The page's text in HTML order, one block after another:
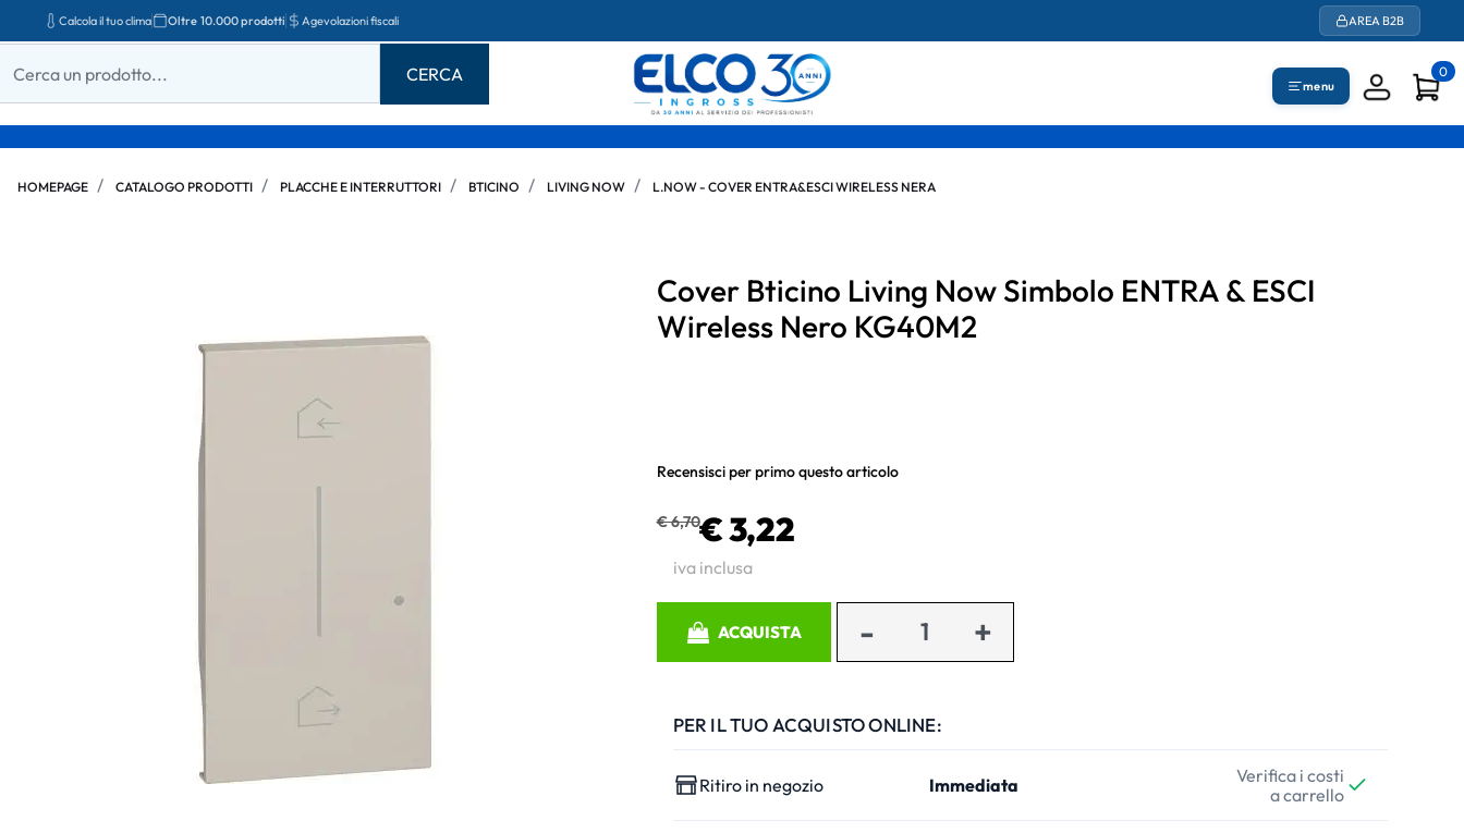
Calcola il tuo clima Oltre 10.000 prodotti Agevolazioni fiscali AREA B2B
menu
0
HOMEPAGE CATALOGO PRODOTTI PLACCHE E INTERRUTTORI BTICINO LIVING NOW L.NOW - COVER ENTRA&ESCI WIRELESS NERA
Cover Bticino Living Now Simbolo ENTRA & ESCI
Wireless Nero KG40M2
Recensisci per primo questo articolo
€ 6,70€ 3,22
iva inclusa
ACQUISTA
PER IL TUO ACQUISTO ONLINE:
Ritiro in negozio Immediata
Verifica i costi
a carrello